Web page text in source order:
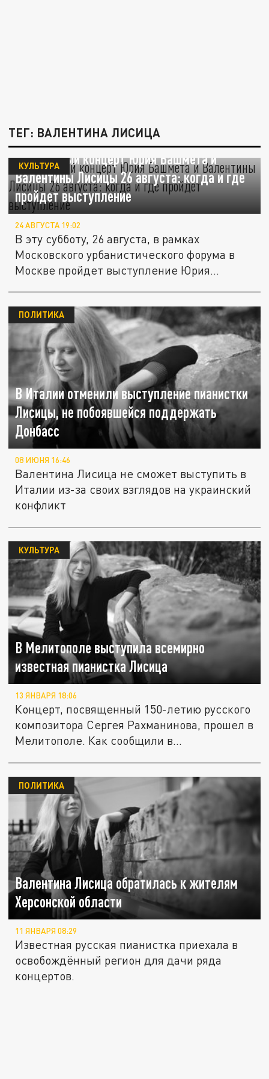
ТЕГ: ВАЛЕНТИНА ЛИСИЦА
Бесплатный концерт Юрия Башмета и
Валентины Лисицы 26 августа: когда и где
пройдет выступление
КУЛЬТУРА
24 АВГУСТА 19:02
В эту субботу, 26 августа, в рамках
Московского урбанистического форума в
Москве пройдет выступление Юрия...
В Италии отменили выступление пианистки
Лисицы, не побоявшейся поддержать
Донбасс
ПОЛИТИКА
08 ИЮНЯ 16:46
Валентина Лисица не сможет выступить в
Италии из-за своих взглядов на украинский
конфликт
В Мелитополе выступила всемирно
известная пианистка Лисица
КУЛЬТУРА
13 ЯНВАРЯ 18:06
Концерт, посвященный 150-летию русского
композитора Сергея Рахманинова, прошел в
Мелитополе. Как сообщили в...
Валентина Лисица обратилась к жителям
Херсонской области
ПОЛИТИКА
11 ЯНВАРЯ 08:29
Известная русская пианистка приехала в
освобождённый регион для дачи ряда
концертов.